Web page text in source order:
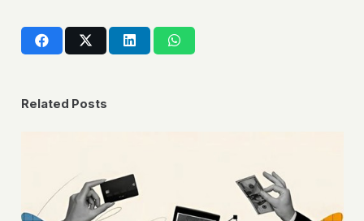
Related Posts